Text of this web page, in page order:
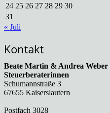
24 25 26 27 28 29 30
31
« Juli
Kontakt
Beate Martin & Andrea Weber
Steuerberaterinnen
Schumannstraße 3
67655 Kaiserslautern
Postfach 3028